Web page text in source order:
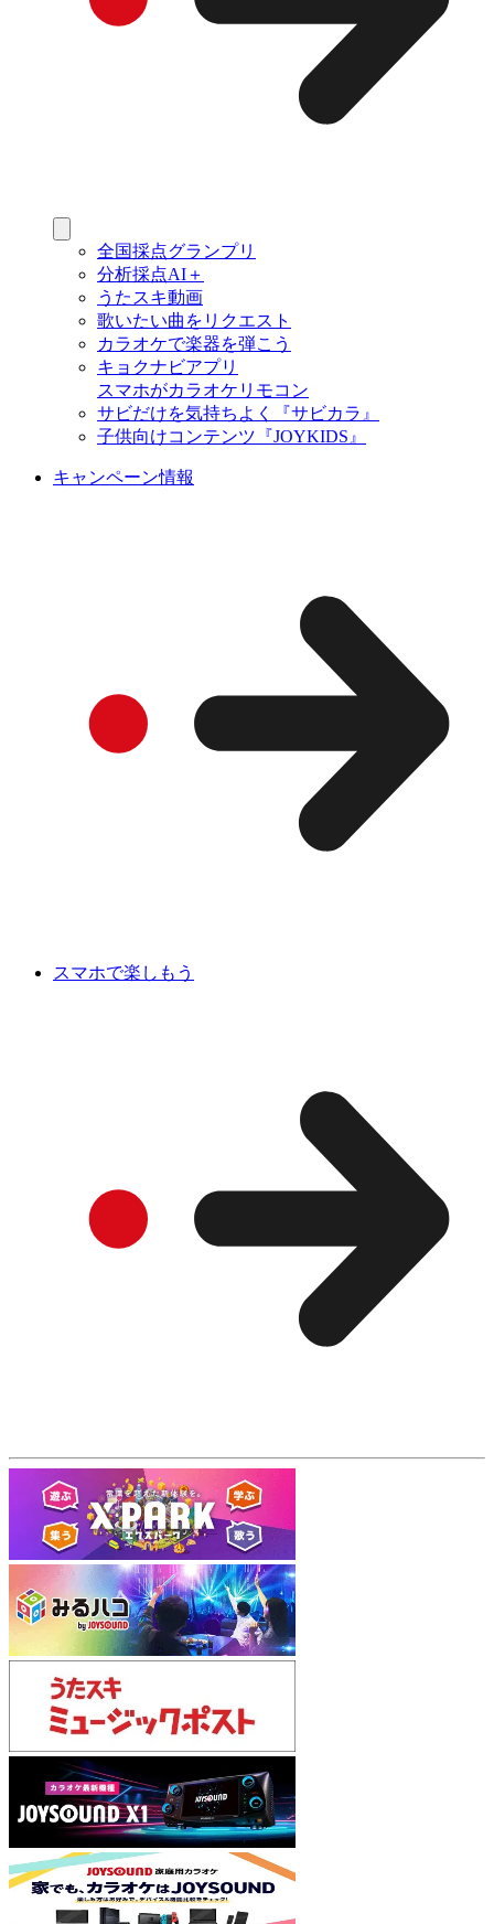
全国採点グランプリ
分析採点AI＋
うたスキ動画
歌いたい曲をリクエスト
カラオケで楽器を弾こう
キョクナビアプリ
スマホがカラオケリモコン
サビだけを気持ちよく『サビカラ』
子供向けコンテンツ『JOYKIDS』
キャンペーン情報
スマホで楽しもう